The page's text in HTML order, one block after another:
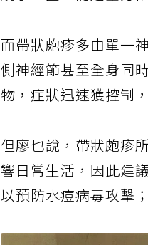
而帶狀皰疹多由單一
側神經節甚至全身同
物，症狀迅速獲控制
但廖也說，帶狀皰疹
響日常生活，因此建
以預防水痘病毒攻擊